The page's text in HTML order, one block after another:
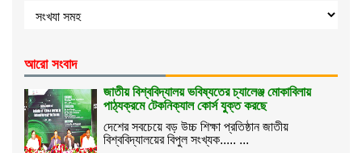
আরো সংবাদ
জাতীয় বিশ্ববিদ্যালয় ভবিষ্যতের চ্যালেঞ্জ মোকাবিলায়
পাঠ্যক্রমে টেকনিক্যাল কোর্স যুক্ত করছে
দেশের সবচেয়ে বড় উচ্চ শিক্ষা প্রতিষ্ঠান জাতীয়
বিশ্ববিদ্যালয়ের বিপুল সংখ্যক..... ...